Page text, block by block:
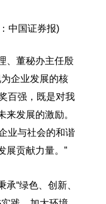
中国证券报)
、董秘办主任殷
企业发展的核
百强，既是对我
来发展的激励。
业与社会的和谐
展贡献力量。”
“绿色、创新、